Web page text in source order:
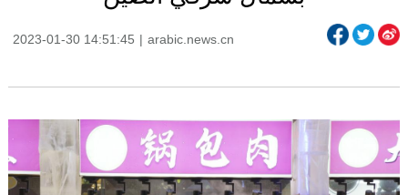
2023-01-30 14:51:45 | arabic.news.cn